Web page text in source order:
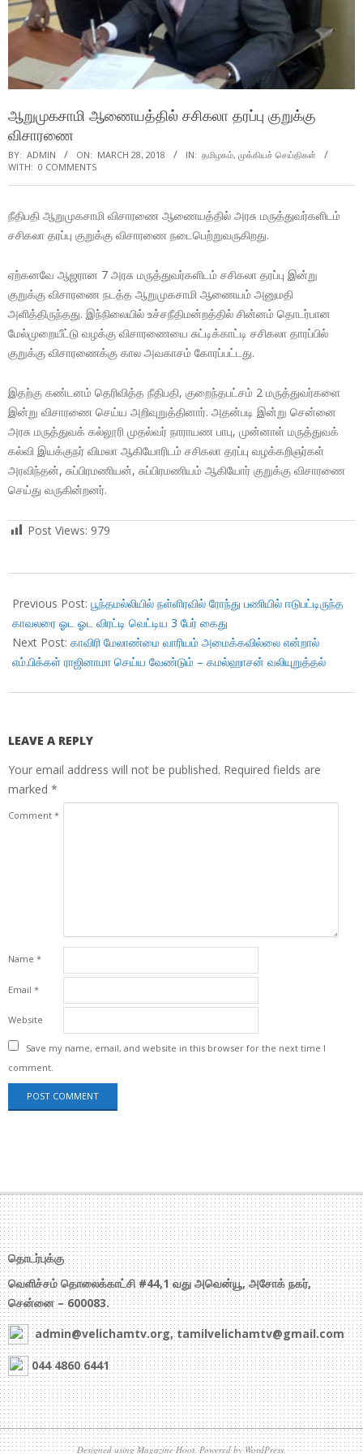
ஆறுமுகசாமி ஆணையத்தில் சசிகலா தரப்பு குறுக்கு
விசாரணை
BY: ADMIN ON: MARCH 28, 2018 IN: தமிழகம், முக்கியச் செய்திகள்
WITH: 0 COMMENTS
நீதிபதி ஆறுமுகசாமி விசாரணை ஆணையத்தில் அரசு மருத்துவர்களிடம்
சசிகலா தரப்பு குறுக்கு விசாரணை நடைபெற்றுவருகிறது.
ஏற்கனவே ஆஜரான 7 அரசு மருத்துவர்களிடம் சசிகலா தரப்பு இன்று
குறுக்கு விசாரணை நடத்த ஆறுமுகசாமி ஆணையம் அனுமதி
அளித்திருந்தது. இந்நிலையில் உச்சநீதிமன்றத்தில் சின்னம் தொடர்பான
மேல்முறையீட்டு வழக்கு விசாரணையை சுட்டிக்காட்டி சசிகலா தாரப்பில்
குறுக்கு விசாரணைக்கு கால அவகாசம் கோரப்பட்டது.
இதற்கு கண்டனம் தெரிவித்த நீதிபதி, குறைந்தபட்சம் 2 மருத்துவர்களை
இன்று விசாரணை செய்ய அறிவுறுத்தினார். அதன்படி இன்று சென்னை
அரசு மருத்துவக் கல்லூரி முதல்வர் நாராயண பாபு, முன்னாள் மருத்துவக்
கல்வி இயக்குநர் விமலா ஆகியோரிடம் சசிகலா தரப்பு வழக்கறிஞர்கள்
அரவிந்தன், சுப்பிரமணியன், சுப்பிரமணியம் ஆகியோர் குறுக்கு விசாரணை
செய்து வருகின்றனர்.
Post Views: 979
03-
28
Previous Post: பூந்தமல்லியில் நள்ளிரவில் ரோந்து பணியில் ஈடுபட்டிருந்த
காவலரை ஓட ஓட விரட்டி வெட்டிய 3 பேர் கைது
Next Post: காவிரி மேலாண்மை வாரியம் அமைக்கவில்லை என்றால்
எம்.பிக்கள் ராஜினாமா செய்ய வேண்டும் – கமல்ஹாசன் வலியுறுத்தல்
LEAVE A REPLY
Your email address will not be published. Required fields are
marked *
Comment *
Name *
Email *
Website
Save my name, email, and website in this browser for the next time I
comment.
தொடர்புக்கு
வெளிச்சம் தொலைக்காட்சி #44,1 வது அவென்யூ, அசோக் நகர்,
சென்னை – 600083.
admin@velichamtv.org, tamilvelichamtv@gmail.com
044 4860 6441
Designed using Magazine Hoot. Powered byWordPress.